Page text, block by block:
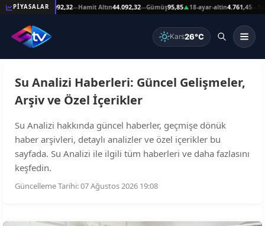
PİYASALAR
—Reşat Altın44.092,32—Hamit Altın44.092,32—Gümüş95,85▲18-ayar-altin4.761,45—14-
Kars26°C
Su Analizi Haberleri: Güncel Gelişmeler,
Arşiv ve Özel İçerikler
Su Analizi hakkında güncel haberler, geçmişe dönük
haber arşivleri, detaylı analizler ve özel içerikler bu
sayfada. Su Analizi ile ilgili tüm haberleri ve daha fazlasını
keşfedin.
Güncelleme Tarihi: 07 Ağustos 2026 19:08